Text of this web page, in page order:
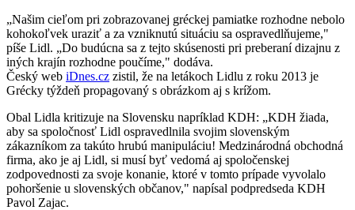
„Našim cieľom pri zobrazovanej gréckej pamiatke rozhodne nebolo
kohokoľvek uraziť a za vzniknutú situáciu sa ospravedlňujeme,"
píše Lidl. „Do budúcna sa z tejto skúsenosti pri preberaní dizajnu z
iných krajín rozhodne poučíme," dodáva.
Český web iDnes.cz zistil, že na letákoch Lidlu z roku 2013 je
Grécky týždeň propagovaný s obrázkom aj s krížom.
Obal Lidla kritizuje na Slovensku napríklad KDH: „KDH žiada,
aby sa spoločnosť Lidl ospravedlnila svojim slovenským
zákazníkom za takúto hrubú manipuláciu! Medzinárodná obchodná
firma, ako je aj Lidl, si musí byť vedomá aj spoločenskej
zodpovednosti za svoje konanie, ktoré v tomto prípade vyvolalo
pohoršenie u slovenských občanov," napísal podpredseda KDH
Pavol Zajac.